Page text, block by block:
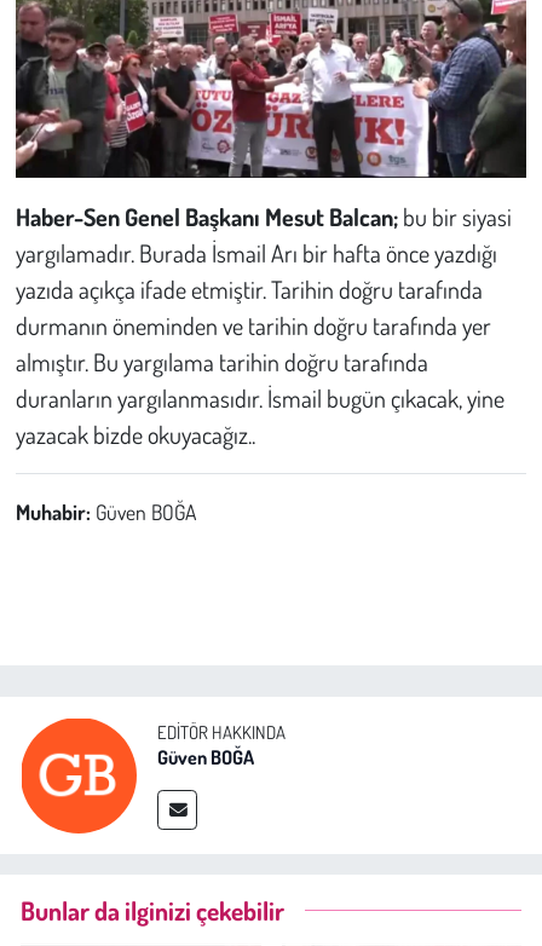
Haber-Sen Genel Başkanı Mesut Balcan;bu bir siyasi
yargılamadır. Burada İsmail Arı bir hafta önce yazdığı
yazıda açıkça ifade etmiştir. Tarihin doğru tarafında
durmanın öneminden ve tarihin doğru tarafında yer
almıştır. Bu yargılama tarihin doğru tarafında
duranların yargılanmasıdır. İsmail bugün çıkacak, yine
yazacak bizde okuyacağız..
Muhabir: Güven BOĞA
EDITÖR HAKKINDA
Güven BOĞA
Bunlar da ilginizi çekebilir